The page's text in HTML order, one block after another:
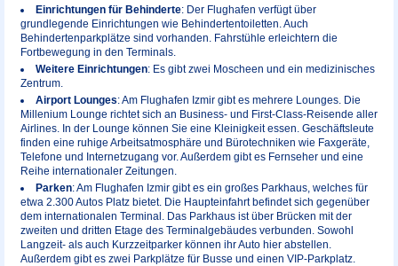
Einrichtungen für Behinderte: Der Flughafen verfügt über
grundlegende Einrichtungen wie Behindertentoiletten. Auch
Behindertenparkplätze sind vorhanden. Fahrstühle erleichtern die
Fortbewegung in den Terminals.
Weitere Einrichtungen: Es gibt zwei Moscheen und ein medizinisches
Zentrum.
Airport Lounges: Am Flughafen Izmir gibt es mehrere Lounges. Die
Millenium Lounge richtet sich an Business- und First-Class-Reisende aller
Airlines. In der Lounge können Sie eine Kleinigkeit essen. Geschäftsleute
finden eine ruhige Arbeitsatmosphäre und Bürotechniken wie Faxgeräte,
Telefone und Internetzugang vor. Außerdem gibt es Fernseher und eine
Reihe internationaler Zeitungen.
Parken: Am Flughafen Izmir gibt es ein großes Parkhaus, welches für
etwa 2.300 Autos Platz bietet. Die Haupteinfahrt befindet sich gegenüber
dem internationalen Terminal. Das Parkhaus ist über Brücken mit der
zweiten und dritten Etage des Terminalgebäudes verbunden. Sowohl
Langzeit- als auch Kurzzeitparker können ihr Auto hier abstellen.
Außerdem gibt es zwei Parkplätze für Busse und einen VIP-Parkplatz.